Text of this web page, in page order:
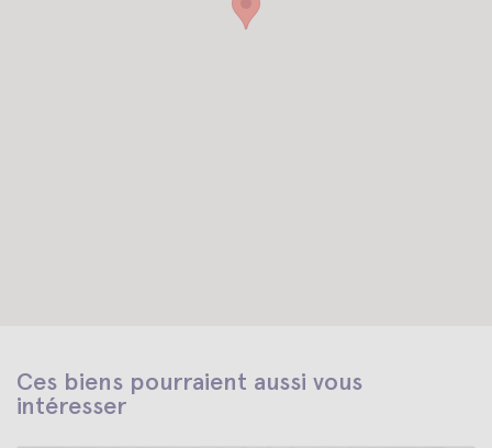
Ces biens pourraient aussi vous
intéresser